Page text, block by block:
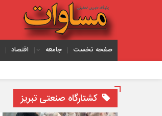
صفحه نخست جامعه اقتصاد
کشتارگاه صنعتی تبریز